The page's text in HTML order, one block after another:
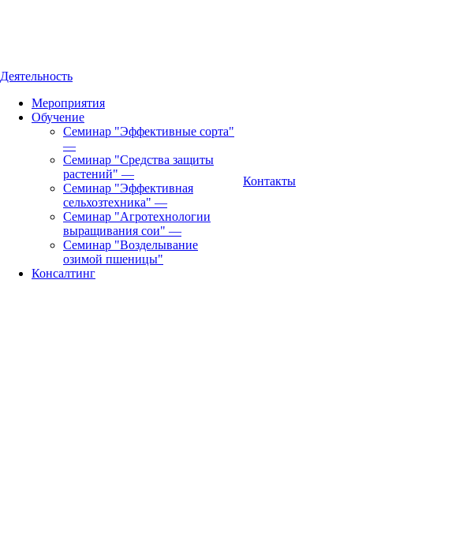
Деятельность
Мероприятия
Обучение
Семинар "Эффективные сорта"
—
Семинар "Средства защиты
растений" —
Семинар "Эффективная
сельхозтехника" —
Семинар "Агротехнологии
выращивания сои" —
Семинар "Возделывание
озимой пшеницы"
Консалтинг
Контакты